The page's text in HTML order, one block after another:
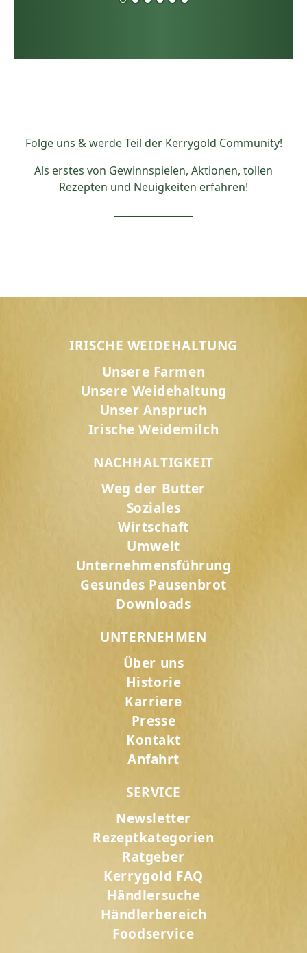
Folge uns & werde Teil der Kerrygold Community!
Als erstes von Gewinnspielen, Aktionen, tollen
Rezepten und Neuigkeiten erfahren!
IRISCHE WEIDEHALTUNG
Unsere Farmen
Unsere Weidehaltung
Unser Anspruch
Irische Weidemilch
NACHHALTIGKEIT
Weg der Butter
Soziales
Wirtschaft
Umwelt
Unternehmensführung
Gesundes Pausenbrot
Downloads
UNTERNEHMEN
Über uns
Historie
Karriere
Presse
Kontakt
Anfahrt
SERVICE
Newsletter
Rezeptkategorien
Ratgeber
Kerrygold FAQ
Händlersuche
Händlerbereich
Foodservice